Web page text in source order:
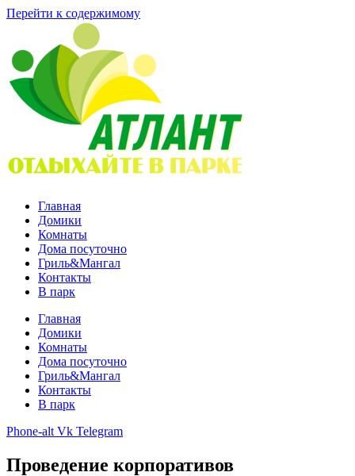
Перейти к содержимому
Главная
Домики
Комнаты
Дома посуточно
Гриль&Мангал
Контакты
В парк
Главная
Домики
Комнаты
Дома посуточно
Гриль&Мангал
Контакты
В парк
Phone-alt Vk Telegram
Проведение корпоративов